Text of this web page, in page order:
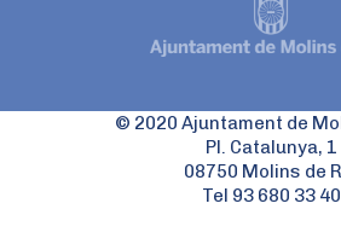
© 2020 Ajuntament de
Pl. Catalunya, 1
08750 Molins de
Tel 93 680 33 40